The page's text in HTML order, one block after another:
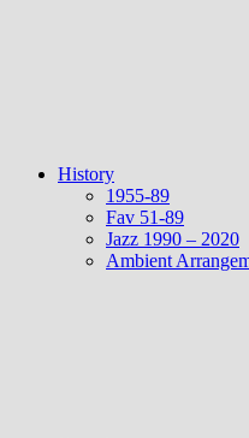
History
1955-89
Fav 51-89
Jazz 1990 – 2020
Ambient